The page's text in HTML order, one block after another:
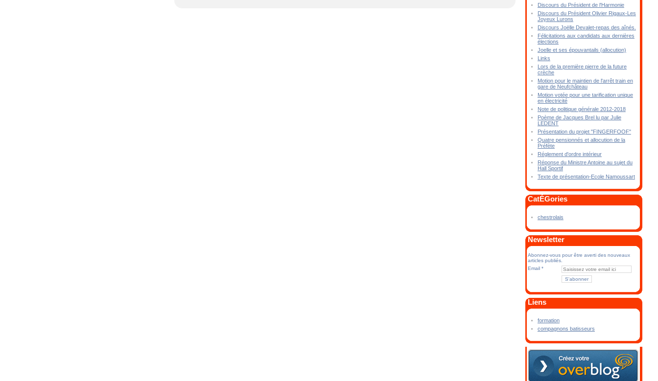
Discours du Président de l'Harmonie
Discours du Président Olivier Rigaux-Les
Joyeux Lurons
Discours Joëlle Devalet-repas des aînés.
Félicitations aux candidats aux dernières
élections
Joelle et ses épouvantails (allocution)
Links
Lors de la première pierre de la future
crèche
Motion pour le maintien de l'arrêt train en
gare de Neufchâteau
Motion votée pour une tarification unique
en électricité
Note de politique générale 2012-2018
Poème de Jacques Brel lu par Julie
LEDENT
Présentation du projet "FINGERFOOF"
Quatre pensionnés et allocution de la
Préfète
Réglement d'ordre intérieur
Réponse du Ministre Antoine au sujet du
Hall Sportif
Texte de présentation-Ecole Namoussart
CatÉGories
chestrolais
Newsletter
Abonnez-vous pour être averti des nouveaux
articles publiés.
Email
Liens
formation
compagnons batisseurs